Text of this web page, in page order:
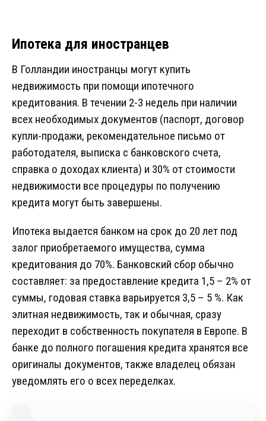
Ипотека для иностранцев
В Голландии иностранцы могут купить
недвижимость при помощи ипотечного
кредитования. В течении 2-3 недель при наличии
всех необходимых документов (паспорт, договор
купли-продажи, рекомендательное письмо от
работодателя, выписка с банковского счета,
справка о доходах клиента) и 30% от стоимости
недвижимости все процедуры по получению
кредита могут быть завершены.
Ипотека выдается банком на срок до 20 лет под
залог приобретаемого имущества, сумма
кредитования до 70%. Банковский сбор обычно
составляет: за предоставление кредита 1,5 – 2% от
суммы, годовая ставка варьируется 3,5 – 5 %. Как
элитная недвижимость, так и обычная, сразу
переходит в собственность покупателя в Европе. В
банке до полного погашения кредита хранятся все
оригиналы документов, также владелец обязан
уведомлять его о всех переделках.